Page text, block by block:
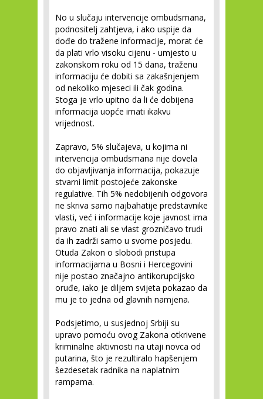
No u slučaju intervencije ombudsmana,
podnositelj zahtjeva, i ako uspije da
dođe do tražene informacije, morat će
da plati vrlo visoku cijenu - umjesto u
zakonskom roku od 15 dana, traženu
informaciju će dobiti sa zakašnjenjem
od nekoliko mjeseci ili čak godina.
Stoga je vrlo upitno da li će dobijena
informacija uopće imati ikakvu
vrijednost.
Zapravo, 5% slučajeva, u kojima ni
intervencija ombudsmana nije dovela
do objavljivanja informacija, pokazuje
stvarni limit postojeće zakonske
regulative. Tih 5% nedobijenih odgovora
ne skriva samo najbahatije predstavnike
vlasti, već i informacije koje javnost ima
pravo znati ali se vlast grozničavo trudi
da ih zadrži samo u svome posjedu.
Otuda Zakon o slobodi pristupa
informacijama u Bosni i Hercegovini
nije postao značajno antikorupcijsko
oruđe, iako je diljem svijeta pokazao da
mu je to jedna od glavnih namjena.
Podsjetimo, u susjednoj Srbiji su
upravo pomoću ovog Zakona otkrivene
kriminalne aktivnosti na utaji novca od
putarina, što je rezultiralo hapšenjem
šezdesetak radnika na naplatnim
rampama.